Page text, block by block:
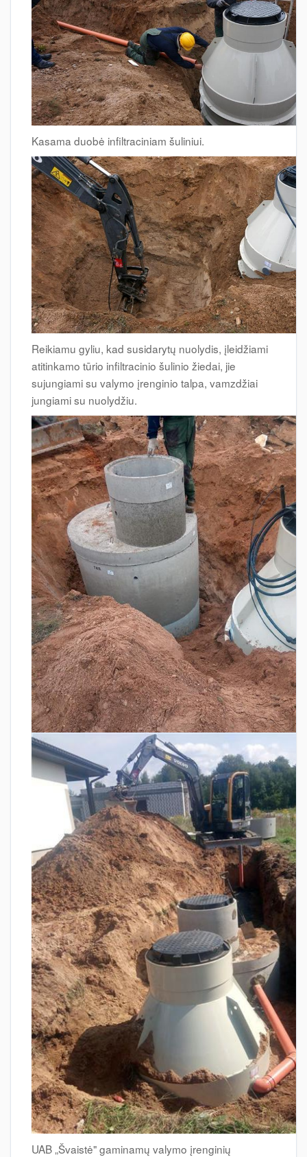
Kasama duobė infiltraciniam šuliniui.
Reikiamu gyliu, kad susidarytų nuolydis, įleidžiami
atitinkamo tūrio infiltracinio šulinio žiedai, jie
sujungiami su valymo įrenginio talpa, vamzdžiai
jungiami su nuolydžiu.
UAB „Švaistė" gaminamų valymo įrenginių